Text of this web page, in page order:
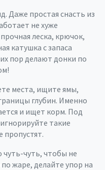
Даже простая снасть из
не хуже
леска, крючок,
катушка с запаса
пор делают донки по
места, ищите ямы,
глубин. Именно
и ищет корм. Под
такие
чуть, чтобы не
жаре, делайте упор на